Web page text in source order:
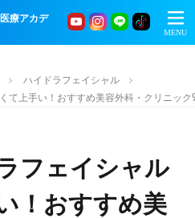
療アカデ
ハイドラフェイシャル
て上手い！おすすめ美容外科・クリニック
フェイシャル
！おすすめ美